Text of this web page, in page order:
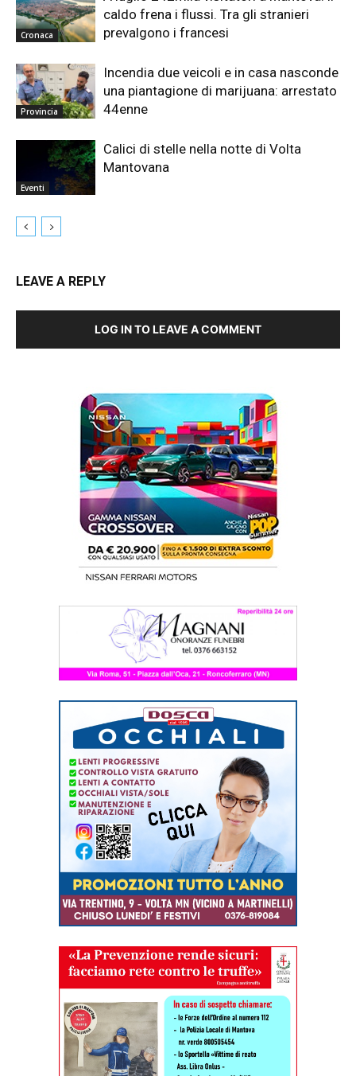
Cronaca
caldo frena i flussi. Tra gli stranieri
prevalgono i francesi
Provincia
Incendia due veicoli e in casa nasconde
una piantagione di marijuana: arrestato
44enne
Eventi
Calici di stelle nella notte di Volta
Mantovana
LEAVE A REPLY
LOG IN TO LEAVE A COMMENT